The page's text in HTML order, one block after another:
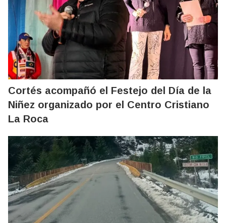
Cortés acompañó el Festejo del Día de la
Niñez organizado por el Centro Cristiano
La Roca